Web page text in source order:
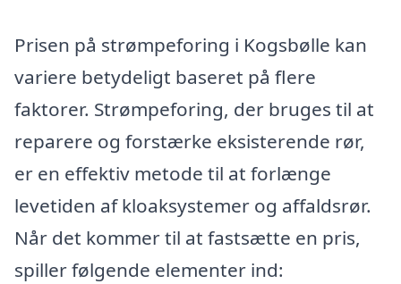
Prisen på strømpeforing i Kogsbølle kan
variere betydeligt baseret på flere
faktorer. Strømpeforing, der bruges til at
reparere og forstærke eksisterende rør,
er en effektiv metode til at forlænge
levetiden af kloaksystemer og affaldsrør.
Når det kommer til at fastsætte en pris,
spiller følgende elementer ind: